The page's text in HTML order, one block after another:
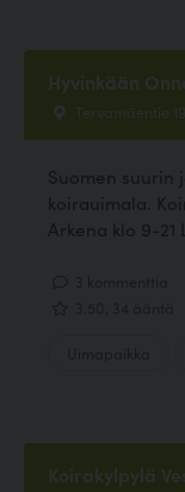
Hyvinkään
Tervamäentie
Suomen suurin
koirauimala.
Arkena klo 9-21
Koirakylpylä